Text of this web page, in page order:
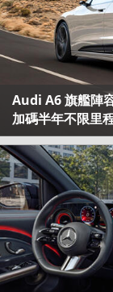
Audi A6 旗艦陣
加碼半年不限里